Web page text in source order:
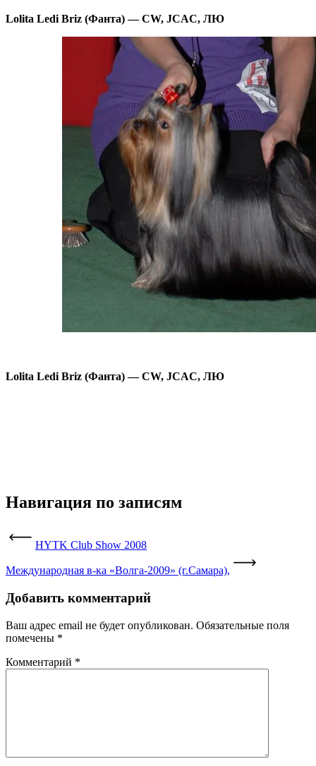
Lolita Ledi Briz (Фанта) — CW, JCAC, ЛЮ
Lolita Ledi Briz (Фанта) — CW, JCAC, ЛЮ
Навигация по записям
HYTK Club Show 2008
Международная в-ка «Волга-2009» (г.Самара),
Добавить комментарий
Ваш адрес email не будет опубликован. Обязательные поля
помечены *
Комментарий *